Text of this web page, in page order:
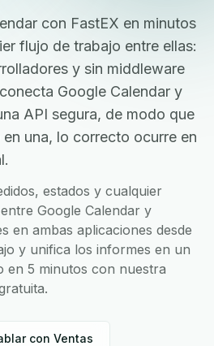
con FastEX en minutos
flujo de trabajo entre ellas:
y sin middleware
Google Calendar y
API segura, de modo que
una, lo correcto ocurre en
estados y cualquier
Google Calendar y
en ambas aplicaciones desde
y unifica los informes en un
en 5 minutos con nuestra
con Ventas